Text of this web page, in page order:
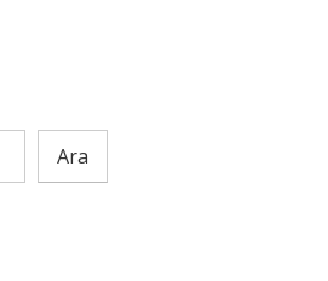
Ara